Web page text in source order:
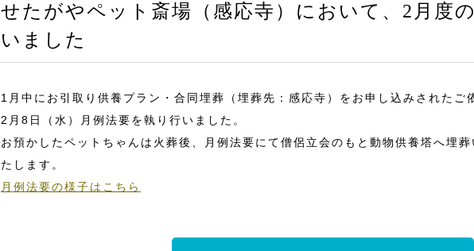
せたがやペット斎場（感応寺）において、2月度
いました
1月中にお引取り供養プラン・合同埋葬（埋葬先：感応寺）をお申し込みされたご
2月8日（水）月例法要を執り行いました。
お預かしたペットちゃんは火葬後、月例法要にて僧侶立会のもと動物供養塔へ埋
たします。
月例法要の様子はこちら